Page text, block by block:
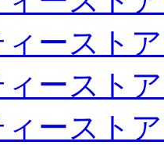
ースト
ースト
ースト